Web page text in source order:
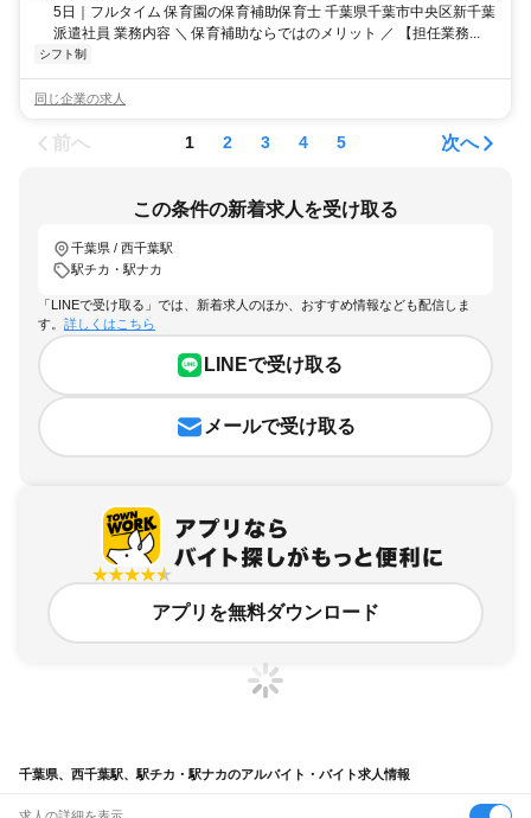
5日｜フルタイム 保育園の保育補助保育士 千葉県千葉市中央区新千葉
派遣社員 業務内容 ＼ 保育補助ならではのメリット ／ 【担任業務...
シフト制
同じ企業の求人
前へ 1 2 3 4 5 次へ
この条件の新着求人を受け取る
千葉県 / 西千葉駅
駅チカ・駅ナカ
「LINEで受け取る」では、新着求人のほか、おすすめ情報なども配信しま
す。 詳しくはこちら
LINEで受け取る
メールで受け取る
アプリを無料ダウンロード
千葉県、西千葉駅、駅チカ・駅ナカのアルバイト・バイト求人情報